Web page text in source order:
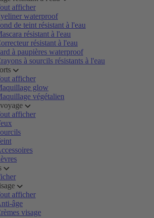
afficher
waterproof
de teint résistant à l'eau
résistant à l'eau
résistant à l'eau
à paupières waterproof
à sourcils résistants à l'eau
afficher
glow
végétalien
afficher
afficher
âge
visage